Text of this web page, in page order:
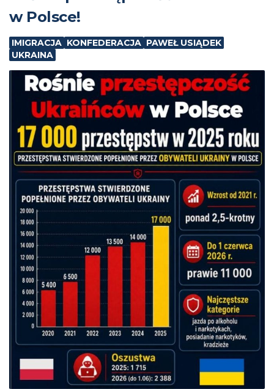
w Polsce!
IMIGRACJA KONFEDERACJA PAWEŁ USIĄDEK
UKRAINA